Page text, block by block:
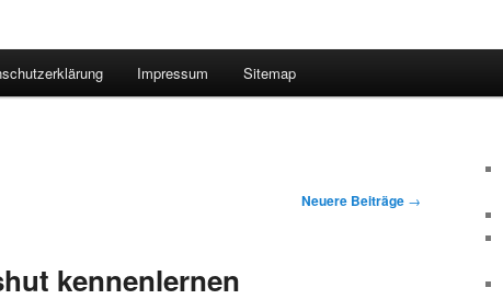
Impressum Sitemap
Neuere Beiträge →
kennenlernen